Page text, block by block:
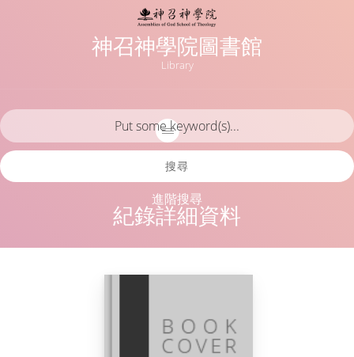
神召神學院圖書館
Library
紀錄詳細資料
搜尋
進階搜尋